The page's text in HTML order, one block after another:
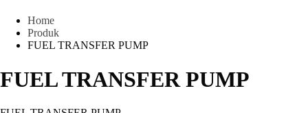
Home
Produk
FUEL TRANSFER PUMP
FUEL TRANSFER PUMP